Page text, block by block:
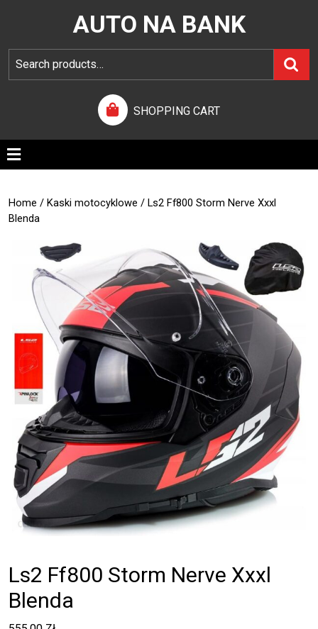
AUTO NA BANK
SHOPPING CART
Home / Kaski motocyklowe / Ls2 Ff800 Storm Nerve Xxxl
Blenda
Ls2 Ff800 Storm Nerve Xxxl
Blenda